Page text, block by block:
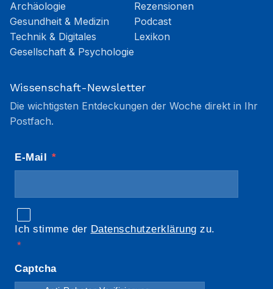
Archäologie
Gesundheit & Medizin
Technik & Digitales
Gesellschaft & Psychologie
Rezensionen
Podcast
Lexikon
Wissenschaft-Newsletter
Die wichtigsten Entdeckungen der Woche direkt in Ihr
Postfach.